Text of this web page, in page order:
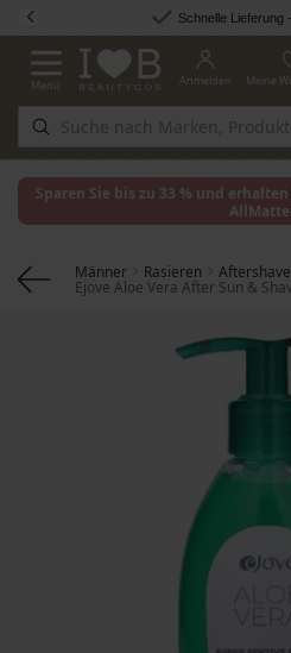
Zum Inhalt springen Schnelle Lieferung
Navigation umschalten
Menü Anmelden Meine
Sparen Sie bis zu 33 % und
Männer Rasieren
Aftershave
Ejove Aloe Vera After Sun &